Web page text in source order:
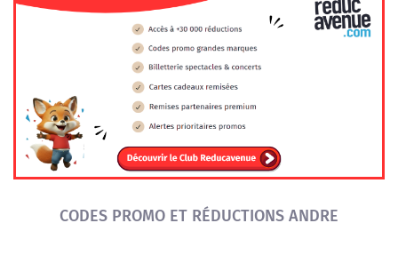
CODES PROMO ET RÉDUCTIONS ANDRE